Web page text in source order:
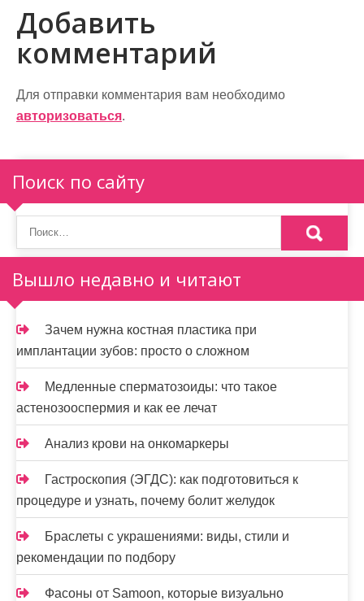
в
и
г
а
и
я
п
о
з
а
п
и
с
я
м
Добавить
комментарий
Для отправки комментария вам необходимо
авторизоваться.
Поиск по сайту
Вышло недавно и читают
Зачем нужна костная пластика при
имплантации зубов: просто о сложном
Медленные сперматозоиды: что такое
астенозооспермия и как ее лечат
Анализ крови на онкомаркеры
Гастроскопия (ЭГДС): как подготовиться к
процедуре и узнать, почему болит желудок
Браслеты с украшениями: виды, стили и
рекомендации по подбору
Фасоны от Samoon, которые визуально